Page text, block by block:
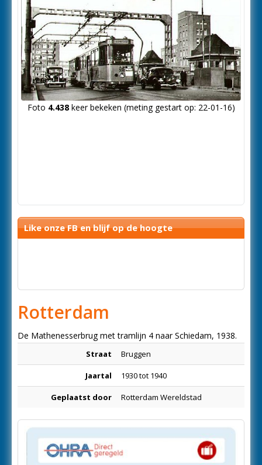
Foto 4.438keer bekeken (meting gestart op: 22-01-16)
Like onze FB en blijf op de hoogte
Rotterdam
De Mathenesserbrug met tramlijn 4 naar Schiedam, 1938.
Straat Bruggen
Jaartal 1930 tot 1940
Geplaatst door Rotterdam Wereldstad